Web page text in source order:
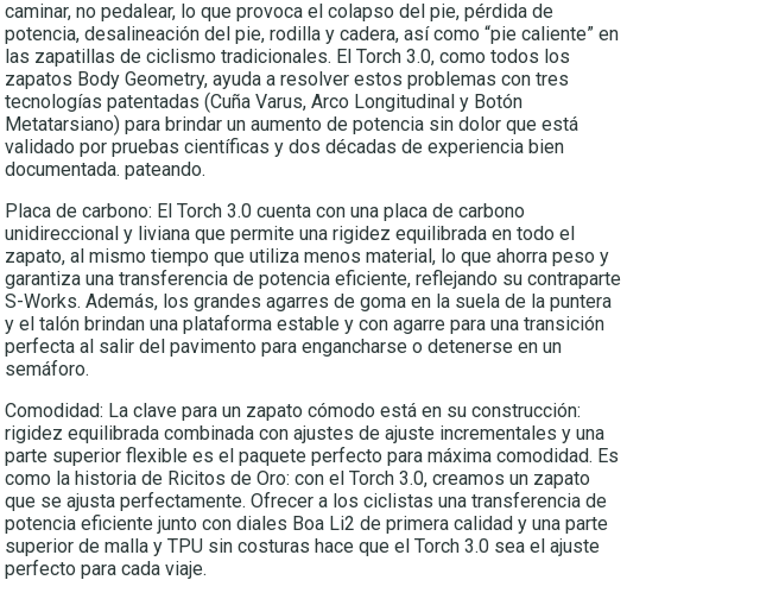
caminar, no pedalear, lo que provoca el colapso del pie, pérdida de
potencia, desalineación del pie, rodilla y cadera, así como “pie caliente” en
las zapatillas de ciclismo tradicionales. El Torch 3.0, como todos los
zapatos Body Geometry, ayuda a resolver estos problemas con tres
tecnologías patentadas (Cuña Varus, Arco Longitudinal y Botón
Metatarsiano) para brindar un aumento de potencia sin dolor que está
validado por pruebas científicas y dos décadas de experiencia bien
documentada. pateando.
Placa de carbono: El Torch 3.0 cuenta con una placa de carbono
unidireccional y liviana que permite una rigidez equilibrada en todo el
zapato, al mismo tiempo que utiliza menos material, lo que ahorra peso y
garantiza una transferencia de potencia eficiente, reflejando su contraparte
S-Works. Además, los grandes agarres de goma en la suela de la puntera
y el talón brindan una plataforma estable y con agarre para una transición
perfecta al salir del pavimento para engancharse o detenerse en un
semáforo.
Comodidad: La clave para un zapato cómodo está en su construcción:
rigidez equilibrada combinada con ajustes de ajuste incrementales y una
parte superior flexible es el paquete perfecto para máxima comodidad. Es
como la historia de Ricitos de Oro: con el Torch 3.0, creamos un zapato
que se ajusta perfectamente. Ofrecer a los ciclistas una transferencia de
potencia eficiente junto con diales Boa Li2 de primera calidad y una parte
superior de malla y TPU sin costuras hace que el Torch 3.0 sea el ajuste
perfecto para cada viaje.